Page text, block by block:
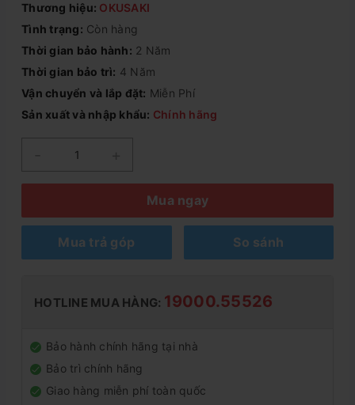
Thương hiệu: OKUSAKI
Tình trạng: Còn hàng
Thời gian bảo hành: 2 Năm
Thời gian bảo trì: 4 Năm
Vận chuyển và lắp đặt: Miễn Phí
Sản xuất và nhập khẩu: Chính hãng
Mua ngay
Mua trả góp So sánh
HOTLINE MUA HÀNG: 19000.55526
Bảo hành chính hãng tại nhà
Bảo trì chính hãng
Giao hàng miễn phí toàn quốc